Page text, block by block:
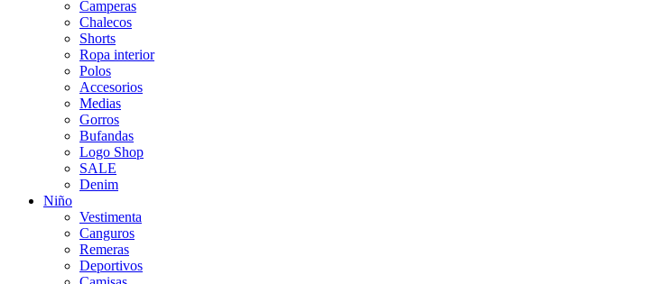
Camperas
Chalecos
Shorts
Ropa interior
Polos
Accesorios
Medias
Gorros
Bufandas
Logo Shop
SALE
Denim
Niño
Vestimenta
Canguros
Remeras
Deportivos